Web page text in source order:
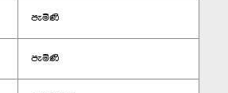
පැමිණි
පැමිණි